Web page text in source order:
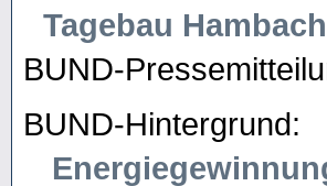
Tagebau
BUND-
BUND-Hintergrund: